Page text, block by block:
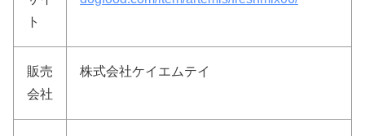
ト
販売
会社
株式会社ケイエムテイ